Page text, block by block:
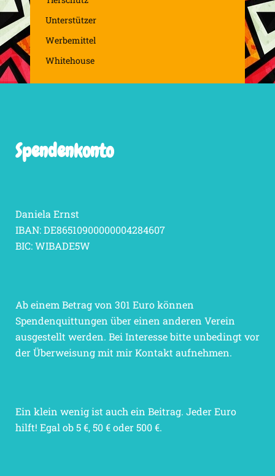
Unterstützer
Werbemittel
Whitehouse
Spendenkonto
Daniela Ernst
IBAN: DE86510900000004284607
BIC: WIBADE5W
Ab einem Betrag von 301 Euro können
Spendenquittungen über einen anderen Verein
ausgestellt werden. Bei Interesse bitte unbedingt vor
der Überweisung mit mir Kontakt aufnehmen.
Ein klein wenig ist auch ein Beitrag. Jeder Euro
hilft! Egal ob 5 €, 50 € oder 500 €.